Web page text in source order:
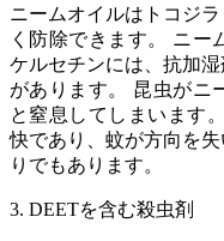
ニームオイルはトコジ
く防除できます。 ニー
ケルセチンには、抗加
があります。 昆虫がニ
と窒息してしまいます
快であり、蚊が方向を
りでもあります。
3. DEETを含む殺虫剤